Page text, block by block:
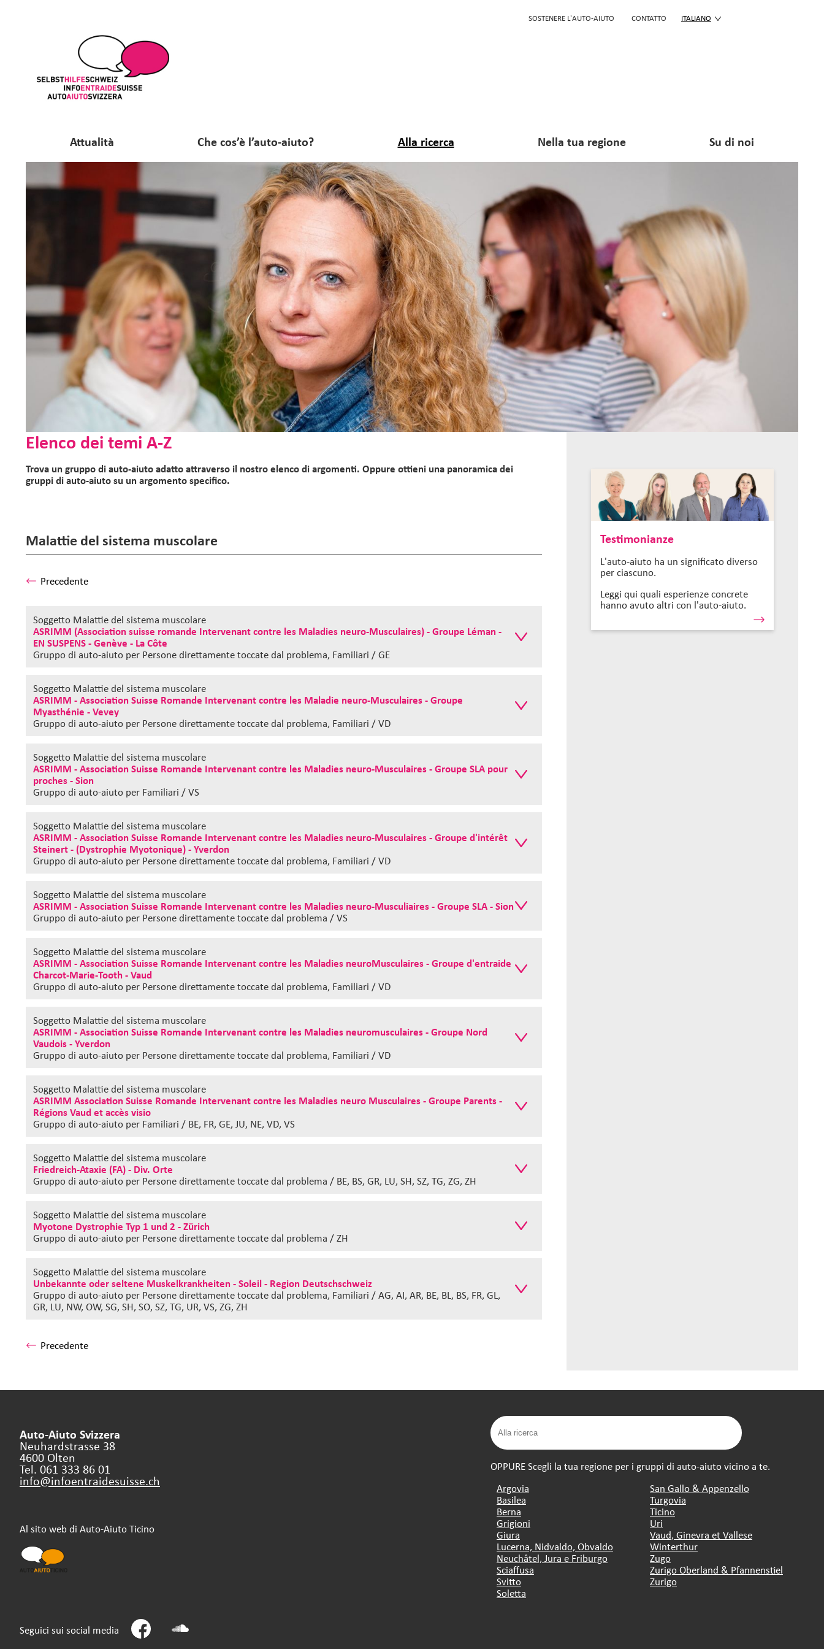
SOSTENERE L'AUTO-AIUTO CONTATTO ITALIANO
Attualità Che cos’è l’auto-aiuto? Alla ricerca Nella tua regione Su di noi
Elenco dei temi A-Z
Trova un gruppo di auto-aiuto adatto attraverso il nostro elenco di argomenti. Oppure ottieni una panoramica dei
gruppi di auto-aiuto su un argomento specifico.
Malattie del sistema muscolare
Precedente
Soggetto Malattie del sistema muscolare
ASRIMM (Association suisse romande Intervenant contre les Maladies neuro-Musculaires) - Groupe Léman -
EN SUSPENS - Genève - La Côte
Gruppo di auto-aiuto per Persone direttamente toccate dal problema, Familiari / GE
Soggetto Malattie del sistema muscolare
ASRIMM - Association Suisse Romande Intervenant contre les Maladie neuro-Musculaires - Groupe
Myasthénie - Vevey
Gruppo di auto-aiuto per Persone direttamente toccate dal problema, Familiari / VD
Soggetto Malattie del sistema muscolare
ASRIMM - Association Suisse Romande Intervenant contre les Maladies neuro-Musculaires - Groupe SLA pour
proches - Sion
Gruppo di auto-aiuto per Familiari / VS
Soggetto Malattie del sistema muscolare
ASRIMM - Association Suisse Romande Intervenant contre les Maladies neuro-Musculaires - Groupe d'intérêt
Steinert - (Dystrophie Myotonique) - Yverdon
Gruppo di auto-aiuto per Persone direttamente toccate dal problema, Familiari / VD
Soggetto Malattie del sistema muscolare
ASRIMM - Association Suisse Romande Intervenant contre les Maladies neuro-Musculiaires - Groupe SLA - Sion
Gruppo di auto-aiuto per Persone direttamente toccate dal problema / VS
Soggetto Malattie del sistema muscolare
ASRIMM - Association Suisse Romande Intervenant contre les Maladies neuroMusculaires - Groupe d'entraide
Charcot-Marie-Tooth - Vaud
Gruppo di auto-aiuto per Persone direttamente toccate dal problema, Familiari / VD
Soggetto Malattie del sistema muscolare
ASRIMM - Association Suisse Romande Intervenant contre les Maladies neuromusculaires - Groupe Nord
Vaudois - Yverdon
Gruppo di auto-aiuto per Persone direttamente toccate dal problema, Familiari / VD
Soggetto Malattie del sistema muscolare
ASRIMM Association Suisse Romande Intervenant contre les Maladies neuro Musculaires - Groupe Parents -
Régions Vaud et accès visio
Gruppo di auto-aiuto per Familiari / BE, FR, GE, JU, NE, VD, VS
Soggetto Malattie del sistema muscolare
Friedreich-Ataxie (FA) - Div. Orte
Gruppo di auto-aiuto per Persone direttamente toccate dal problema / BE, BS, GR, LU, SH, SZ, TG, ZG, ZH
Soggetto Malattie del sistema muscolare
Myotone Dystrophie Typ 1 und 2 - Zürich
Gruppo di auto-aiuto per Persone direttamente toccate dal problema / ZH
Soggetto Malattie del sistema muscolare
Unbekannte oder seltene Muskelkrankheiten - Soleil - Region Deutschschweiz
Gruppo di auto-aiuto per Persone direttamente toccate dal problema, Familiari / AG, AI, AR, BE, BL, BS, FR, GL,
GR, LU, NW, OW, SG, SH, SO, SZ, TG, UR, VS, ZG, ZH
Precedente
Testimonianze
L'auto-aiuto ha un significato diverso
per ciascuno.
Leggi qui quali esperienze concrete
hanno avuto altri con l'auto-aiuto.
Auto-Aiuto Svizzera
Neuhardstrasse 38
4600 Olten
Tel. 061 333 86 01
info@infoentraidesuisse.ch
Al sito web di Auto-Aiuto Ticino
Seguici sui social media
OPPURE Scegli la tua regione per i gruppi di auto-aiuto vicino a te.
Argovia
Basilea
Berna
Grigioni
Giura
Lucerna, Nidvaldo, Obvaldo
Neuchâtel, Jura e Friburgo
Sciaffusa
Svitto
Soletta
San Gallo & Appenzello
Turgovia
Ticino
Uri
Vaud, Ginevra et Vallese
Winterthur
Zugo
Zurigo Oberland & Pfannenstiel
Zurigo